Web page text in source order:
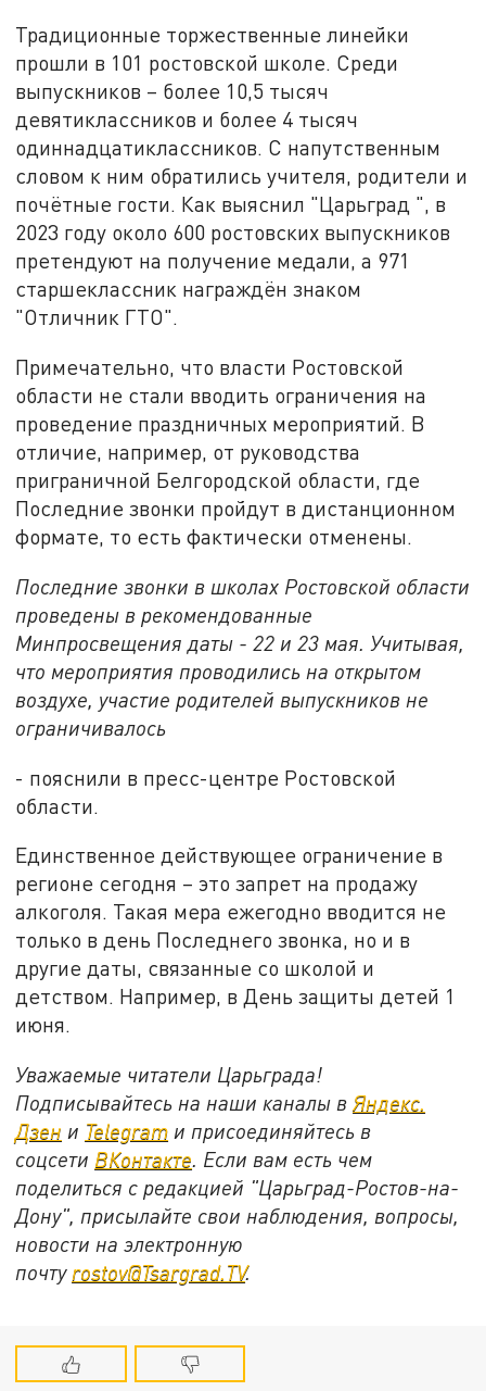
Традиционные торжественные линейки
прошли в 101 ростовской школе. Среди
выпускников – более 10,5 тысяч
девятиклассников и более 4 тысяч
одиннадцатиклассников. С напутственным
словом к ним обратились учителя, родители и
почётные гости. Как выяснил "Царьград ", в
2023 году около 600 ростовских выпускников
претендуют на получение медали, а 971
старшеклассник награждён знаком
"Отличник ГТО".
Примечательно, что власти Ростовской
области не стали вводить ограничения на
проведение праздничных мероприятий. В
отличие, например, от руководства
приграничной Белгородской области, где
Последние звонки пройдут в дистанционном
формате, то есть фактически отменены.
Последние звонки в школах Ростовской области
проведены в рекомендованные
Минпросвещения даты - 22 и 23 мая. Учитывая,
что мероприятия проводились на открытом
воздухе, участие родителей выпускников не
ограничивалось
- пояснили в пресс-центре Ростовской
области.
Единственное действующее ограничение в
регионе сегодня – это запрет на продажу
алкоголя. Такая мера ежегодно вводится не
только в день Последнего звонка, но и в
другие даты, связанные со школой и
детством. Например, в День защиты детей 1
июня.
Уважаемые читатели Царьграда!
Подписывайтесь на наши каналы вЯндекс.
Дзен и Telegram и присоединяйтесь в
соцсети ВКонтакте. Если вам есть чем
поделиться с редакцией "Царьград-Ростов-на-
Дону", присылайте свои наблюдения, вопросы,
новости на электронную
почту rostov@Tsargrad.ТV.